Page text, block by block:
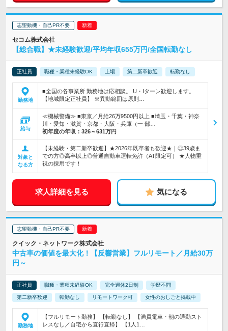
志望動機・自己PR不要
セコム株式会社
【総合職】★未経験歓迎/平均年収655万円/全国転勤なし
正社員 職種・業種未経験OK 上場 第二新卒歓迎 転勤なし
勤務地
■全国の各事業所 勤務地は応相談。 U・Iターン歓迎します。
【地域限定正社員】 ※異動範囲は原則…
給与
≪機械警備≫ ■東京／月給26万9500円以上 ■埼玉・千葉・神奈
川・愛知・滋賀・京都・大阪・兵庫（一 部…
初年度の年収： 326～631万円
対象と
なる方
【未経験・第二新卒歓迎】★2026年既卒者も歓迎★｜◎39歳ま
での方◎高卒以上◎普通自動車運転免許（AT限定可） ★人物重
視の採用です！
求人詳細を見る 気になる
志望動機・自己PR不要
クイック・ネットワーク株式会社
中古車の価値を最大化！【反響営業】フルリモート／月給30万
円～
正社員 職種・業種未経験OK 完全週休2日制 学歴不問
第二新卒歓迎 転勤なし リモートワーク可 女性のおしごと掲載中
勤務地
【フルリモート勤務】 【転勤なし】 【満員電車・朝の通勤スト
レスなし／自宅から直行直帰】 【1人1…